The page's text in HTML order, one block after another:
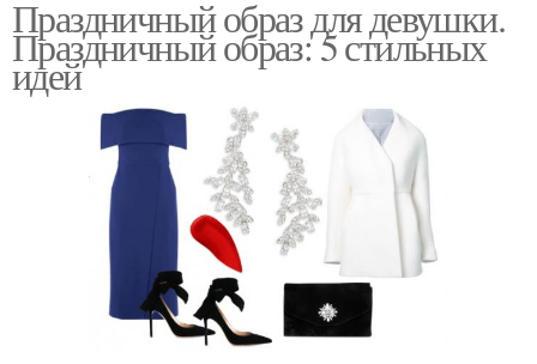
Праздничный образ для девушки.
Праздничный образ: 5 стильных
идей